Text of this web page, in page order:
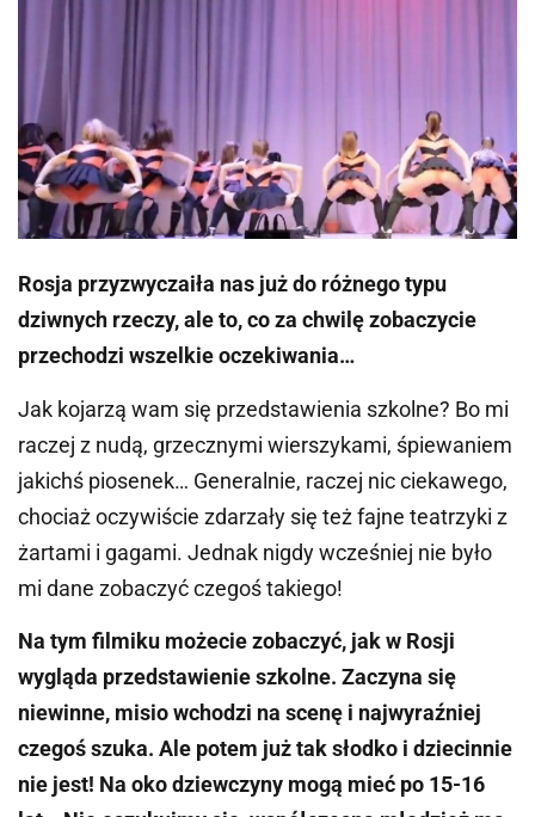
Rosja przyzwyczaiła nas już do różnego typu
dziwnych rzeczy, ale to, co za chwilę zobaczycie
przechodzi wszelkie oczekiwania…
Jak kojarzą wam się przedstawienia szkolne? Bo mi
raczej z nudą, grzecznymi wierszykami, śpiewaniem
jakichś piosenek… Generalnie, raczej nic ciekawego,
chociaż oczywiście zdarzały się też fajne teatrzyki z
żartami i gagami. Jednak nigdy wcześniej nie było
mi dane zobaczyć czegoś takiego!
Na tym filmiku możecie zobaczyć, jak w Rosji
wygląda przedstawienie szkolne. Zaczyna się
niewinne, misio wchodzi na scenę i najwyraźniej
czegoś szuka. Ale potem już tak słodko i dziecinnie
nie jest! Na oko dziewczyny mogą mieć po 15-16